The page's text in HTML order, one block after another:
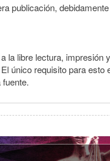
publicación,
la libre lectura, impresión
único requisito para